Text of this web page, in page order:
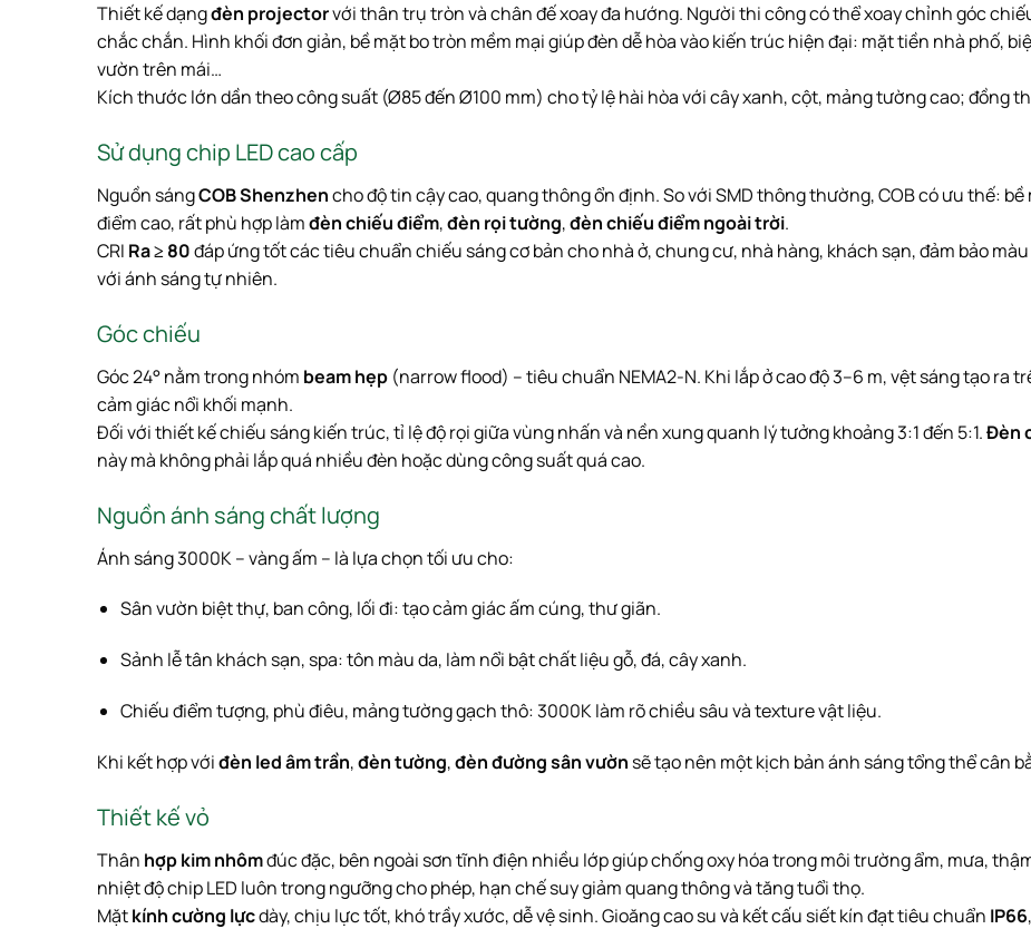
Thiết kế dạngđèn projectorvới thân trụ tròn và chân đế xoay đa hướng. Người thi công có thể xoay chỉnh góc
chắc chắn. Hình khối đơn giản, bề mặt bo tròn mềm mại giúp đèn dễ hòa vào kiến trúc hiện đại: mặt tiền nhà phố,
vườn trên mái…
Kích thước lớn dần theo công suất (Ø85 đến Ø100 mm) cho tỷ lệ hài hòa với cây xanh, cột, mảng tường cao; đồng
Sử dụng chip LED cao cấp
Nguồn sángCOB Shenzhencho độ tin cậy cao, quang thông ổn định. So với SMD thông thường, COB có ưu thế:
điểm cao, rất phù hợp làmđèn chiếu điểm,đèn rọi tường,đèn chiếu điểm ngoài trời.
CRI Ra ≥ 80đáp ứng tốt các tiêu chuẩn chiếu sáng cơ bản cho nhà ở, chung cư, nhà hàng, khách sạn, đảm bảo
với ánh sáng tự nhiên.
Góc chiếu
Góc 24° nằm trong nhóm beam hẹp (narrow flood) – tiêu chuẩn NEMA2-N. Khi lắp ở cao độ 3–6 m, vệt sáng tạo ra
cảm giác nổi khối mạnh.
Đối với thiết kế chiếu sáng kiến trúc, tỉ lệ độ rọi giữa vùng nhấn và nền xung quanh lý tưởng khoảng 3:1 đến 5:1.Đèn
này mà không phải lắp quá nhiều đèn hoặc dùng công suất quá cao.
Nguồn ánh sáng chất lượng
Ánh sáng 3000K – vàng ấm – là lựa chọn tối ưu cho:
Sân vườn biệt thự, ban công, lối đi: tạo cảm giác ấm cúng, thư giãn.
Sảnh lễ tân khách sạn, spa: tôn màu da, làm nổi bật chất liệu gỗ, đá, cây xanh.
Chiếu điểm tượng, phù điêu, mảng tường gạch thô: 3000K làm rõ chiều sâu và texture vật liệu.
Khi kết hợp vớiđèn led âm trần,đèn tường,đèn đường sân vườn sẽ tạo nên một kịch bản ánh sáng tổng thể cân
Thiết kế vỏ
Thân hợp kim nhômđúc đặc, bên ngoài sơn tĩnh điện nhiều lớp giúp chống oxy hóa trong môi trường ẩm, mưa,
nhiệt độ chip LED luôn trong ngưỡng cho phép, hạn chế suy giảm quang thông và tăng tuổi thọ.
Mặtkính cường lựcdày, chịu lực tốt, khó trầy xước, dễ vệ sinh. Gioăng cao su và kết cấu siết kín đạt tiêu chuẩn IP66